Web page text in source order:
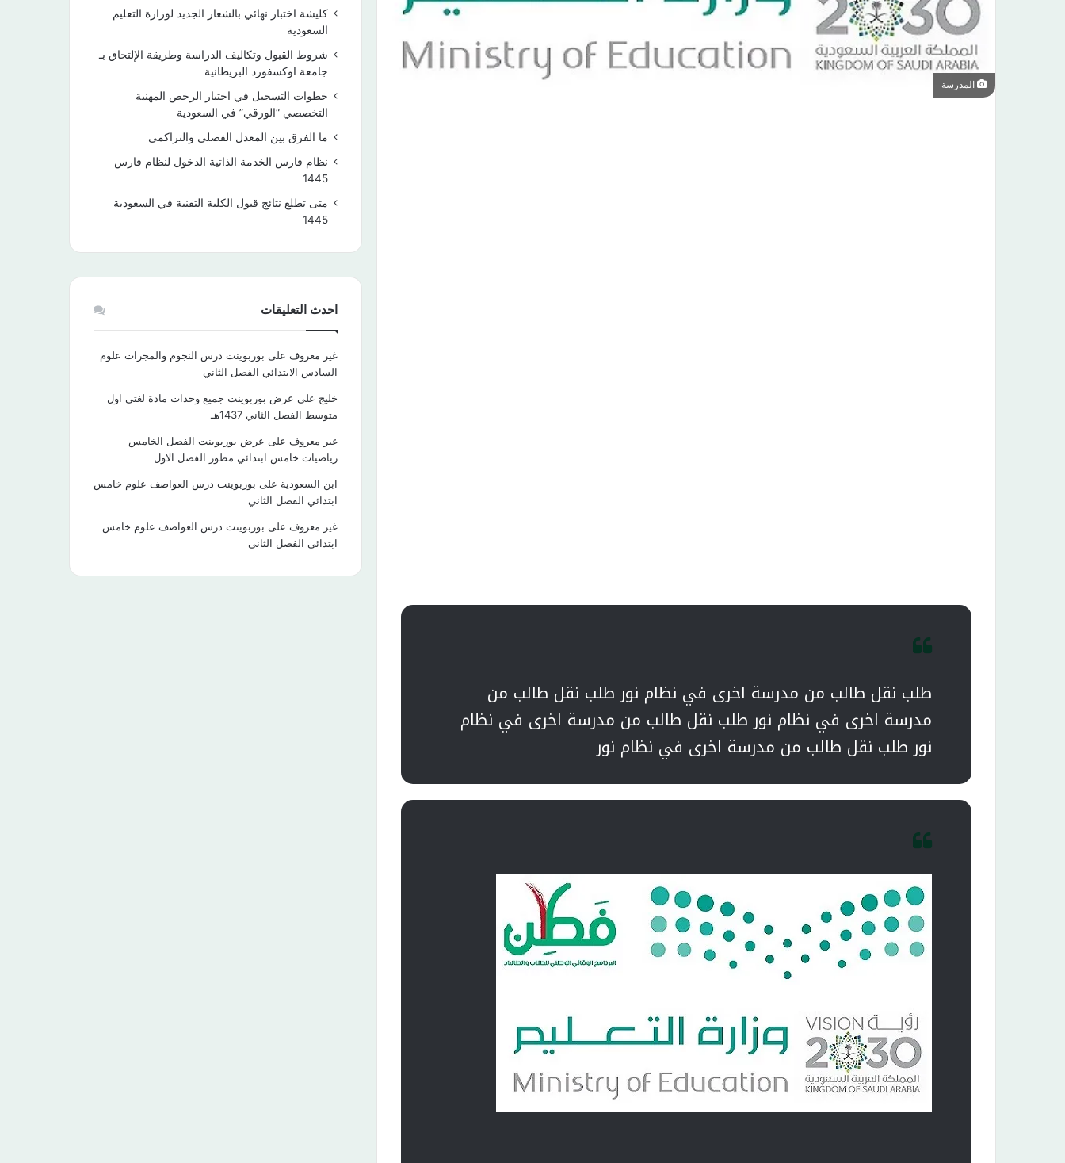
المدرسة
طلب نقل طالب من مدرسة اخرى في نظام نور طلب نقل طالب من
مدرسة اخرى في نظام نور طلب نقل طالب من مدرسة اخرى في نظام
نور طلب نقل طالب من مدرسة اخرى في نظام نور
كليشة اختبار نهائي بالشعار الجديد لوزارة التعليم
السعودية
شروط القبول وتكاليف الدراسة وطريقة الإلتحاق بـ
جامعة اوكسفورد البريطانية
خطوات التسجيل في اختبار الرخص المهنية
التخصصي “الورقي” في السعودية
ما الفرق بين المعدل الفصلي والتراكمي
نظام فارس الخدمة الذاتية الدخول لنظام فارس
1445
متى تطلع نتائج قبول الكلية التقنية في السعودية
1445
احدث التعليقات
غير معروف على بوربوينت درس النجوم والمجرات علوم
السادس الابتدائي الفصل الثاني
خليج على عرض بوربوينت جميع وحدات مادة لغتي اول
متوسط الفصل الثاني 1437هـ
غير معروف على عرض بوربوينت الفصل الخامس
رياضيات خامس ابتدائي مطور الفصل الاول
ابن السعودية على بوربوينت درس العواصف علوم خامس
ابتدائي الفصل الثاني
غير معروف على بوربوينت درس العواصف علوم خامس
ابتدائي الفصل الثاني